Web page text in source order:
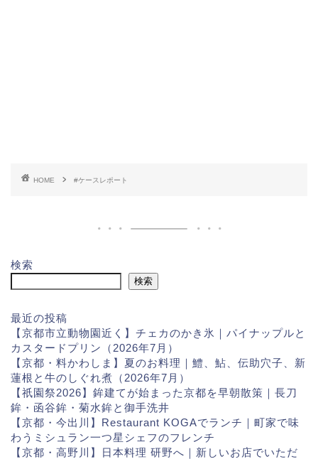
HOME #ケースレポート
検索
検索
最近の投稿
【京都市立動物園近く】チェカのかき氷｜パイナップルと
カスタードプリン（2026年7月）
【京都・料かわしま】夏のお料理｜鱧、鮎、伝助穴子、新
蓮根と牛のしぐれ煮（2026年7月）
【祇園祭2026】鉾建てが始まった京都を早朝散策｜長刀
鉾・函谷鉾・菊水鉾と御手洗井
【京都・今出川】Restaurant KOGAでランチ｜町家で味
わうミシュラン一つ星シェフのフレンチ
【京都・高野川】日本料理 研野へ｜新しいお店でいただ